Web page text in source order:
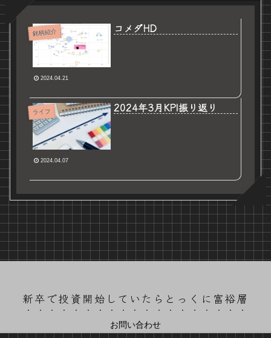
銘柄紹介 コメダHD
2024.04.21
ライフ 2024年3月KPI振り返り
2024.04.07
新卒で投資開始していたらとっくに富裕層
お問い合わせ